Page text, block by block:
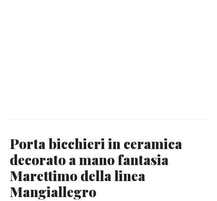
Porta bicchieri in ceramica
decorato a mano fantasia
Marettimo della linea
Mangiallegro